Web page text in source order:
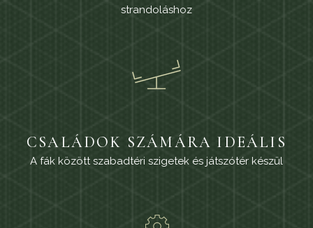
strandoláshoz
CSALÁDOK SZÁMÁRA IDEÁLIS
A fák között szabadtéri szigetek és játszótér készül